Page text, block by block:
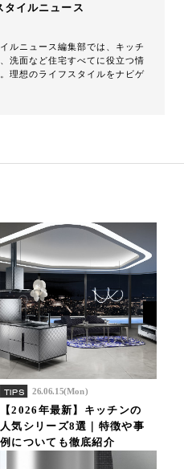
タイルニュース
ルニュース編集部では、キッチ
洗面など住宅すべてに役立つ情
理想のライフスタイルをナビゲ
TIPS 26.06.15(Mon)
【2026年最新】キッチンの
人気シリーズ8選｜特徴や事
例についても徹底紹介